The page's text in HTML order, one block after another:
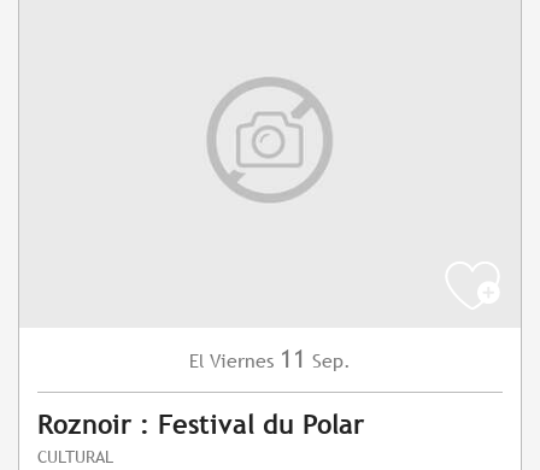
El Viernes 11 Sep.
Roznoir : Festival du Polar
CULTURAL